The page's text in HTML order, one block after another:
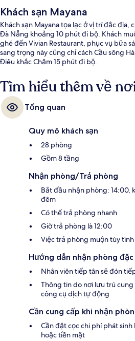
Khách sạn Mayana
Khách sạn Mayana tọa lạc ở vị trí đắc địa,
Đà Nẵng khoảng 10 phút đi bộ. Khách
ghé đến Vivian Restaurant, phục vụ bữa
sang trọng này cũng chỉ cách Cầu sông
Điêu khắc Chăm 15 phút đi bộ.
Tìm hiểu thêm về
Tổng quan
Quy mô khách sạn
28 phòng
Gồm 8 tầng
Nhận phòng/Trả phòng
Bắt đầu nhận phòng: 14:00,
đêm
Có thể trả phòng nhanh
Giờ trả phòng là 12:00
Việc trả phòng muộn tùy
Hướng dẫn nhận phòng
Nhân viên tiếp tân sẽ đón
Thông tin do nơi lưu trú
công cụ dịch tự động
Cần cung cấp khi nhận
Cần đặt cọc chi phí phát
hoặc tiền mặt